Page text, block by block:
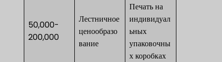
50,000-
200,000
Лестничное
ценообразо
вание
Печать на
индивидуал
ьных
упаковочны
х коробках